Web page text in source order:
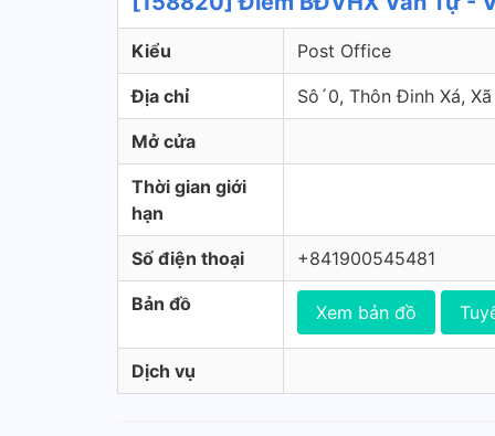
Kiểu Post Office
Địa chỉ Sô´0, Thôn Đinh Xá,
Mở cửa
Thời gian giới
hạn
Số điện thoại +841900545481
Bản đồ Xem bản đồ
Dịch vụ